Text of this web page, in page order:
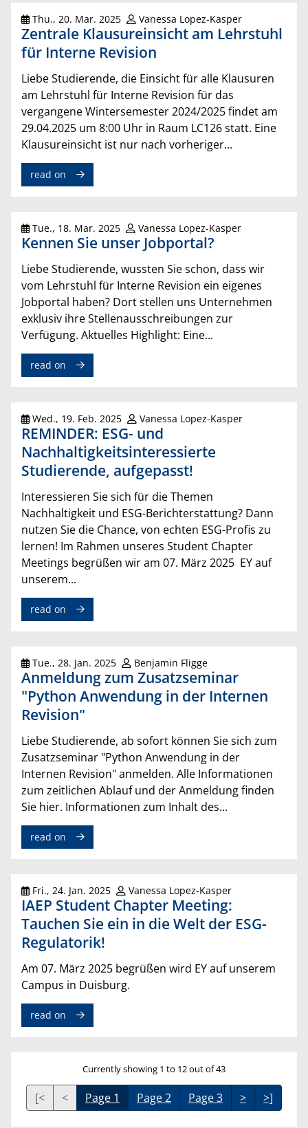
Thu., 20. Mar. 2025 Vanessa Lopez-Kasper
Zentrale Klausureinsicht am Lehrstuhl
für Interne Revision
Liebe Studierende, die Einsicht für alle Klausuren
am Lehrstuhl für Interne Revision für das
vergangene Wintersemester 2024/2025 findet am
29.04.2025 um 8:00 Uhr in Raum LC126 statt. Eine
Klausureinsicht ist nur nach vorheriger...
read on
Tue., 18. Mar. 2025 Vanessa Lopez-Kasper
Kennen Sie unser Jobportal?
Liebe Studierende, wussten Sie schon, dass wir
vom Lehrstuhl für Interne Revision ein eigenes
Jobportal haben? Dort stellen uns Unternehmen
exklusiv ihre Stellenausschreibungen zur
Verfügung. Aktuelles Highlight: Eine...
read on
Wed., 19. Feb. 2025 Vanessa Lopez-Kasper
REMINDER: ESG- und
Nachhaltigkeitsinteressierte
Studierende, aufgepasst!
Interessieren Sie sich für die Themen
Nachhaltigkeit und ESG-Berichterstattung? Dann
nutzen Sie die Chance, von echten ESG-Profis zu
lernen! Im Rahmen unseres Student Chapter
Meetings begrüßen wir am 07. März 2025 EY auf
unserem...
read on
Tue., 28. Jan. 2025 Benjamin Fligge
Anmeldung zum Zusatzseminar
"Python Anwendung in der Internen
Revision"
Liebe Studierende, ab sofort können Sie sich zum
Zusatzseminar "Python Anwendung in der
Internen Revision" anmelden. Alle Informationen
zum zeitlichen Ablauf und der Anmeldung finden
Sie hier. Informationen zum Inhalt des...
read on
Fri., 24. Jan. 2025 Vanessa Lopez-Kasper
IAEP Student Chapter Meeting:
Tauchen Sie ein in die Welt der ESG-
Regulatorik!
Am 07. März 2025 begrüßen wird EY auf unserem
Campus in Duisburg.
read on
Currently showing 1 to 12 out of 43
[< < Page 1 Page 2 Page 3 > >]